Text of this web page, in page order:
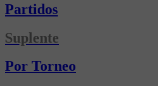
Partidos
Suplente
Por Torneo